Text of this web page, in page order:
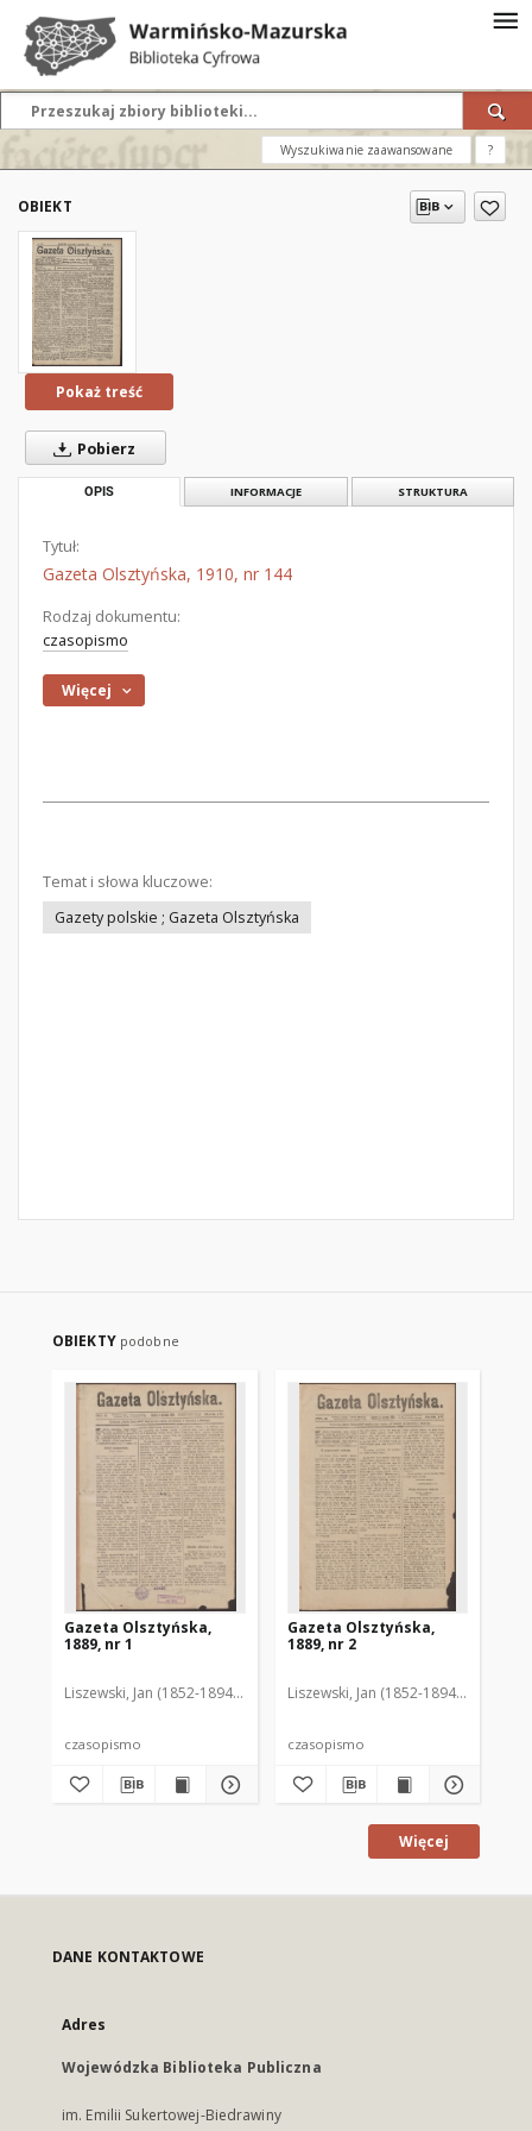
Wyszukiwanie zaawansowane ?
OBIEKT
Pokaż treść
Pobierz
OPIS INFORMACJE STRUKTURA
Tytuł:
Gazeta Olsztyńska, 1910, nr 144
Rodzaj dokumentu:
czasopismo
Więcej
Temat i słowa kluczowe:
Gazety polskie ; Gazeta Olsztyńska
OBIEKTY podobne
Gazeta Olsztyńska,
1889, nr 1
Liszewski, Jan (1852-1894). Red.
czasopismo
Gazeta Olsztyńska,
1889, nr 2
Liszewski, Jan (1852-1894). Red.
czasopismo
Więcej
DANE KONTAKTOWE
Adres
Wojewódzka Biblioteka Publiczna
im. Emilii Sukertowej-Biedrawiny